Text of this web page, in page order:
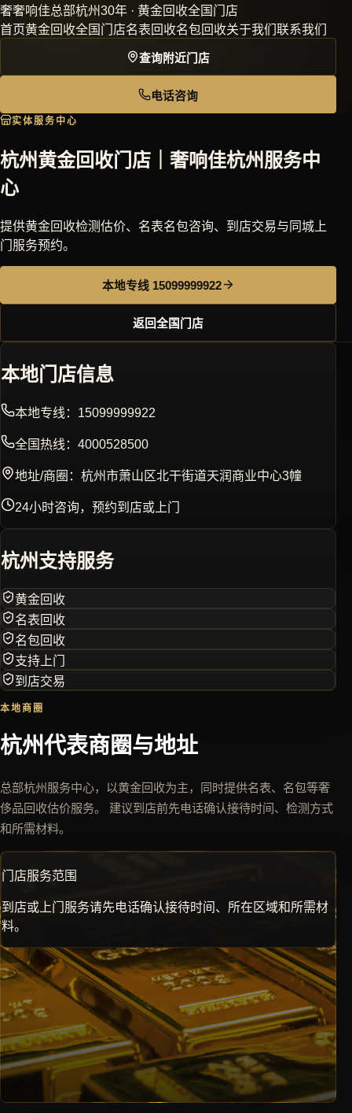
奢奢响佳总部杭州30年 · 黄金回收全国门店
首页黄金回收全国门店名表回收名包回收关于我们 联系我们
查询附近门店
电话咨询
实体服务中心
杭州黄金回收门店｜奢响佳杭州服务中
心
提供黄金回收检测估价、名表名包咨询、到店交易与同城上
门服务预约。
本地专线 15099999922
返回全国门店
本地门店信息
本地专线： 15099999922
全国热线： 4000528500
地址/商圈：杭州市萧山区北干街道天润商业中心3幢
24小时咨询，预约到店或上门
杭州支持服务
黄金回收
名表回收
名包回收
支持上门
到店交易
本地商圈
杭州代表商圈与地址
总部杭州服务中心，以黄金回收为主，同时提供名表、名包等奢
侈品回收估价服务。 建议到店前先电话确认接待时间、检测方式
和所需材料。
门店服务范围
到店或上门服务请先电话确认接待时间、所在区域和所需材
料。